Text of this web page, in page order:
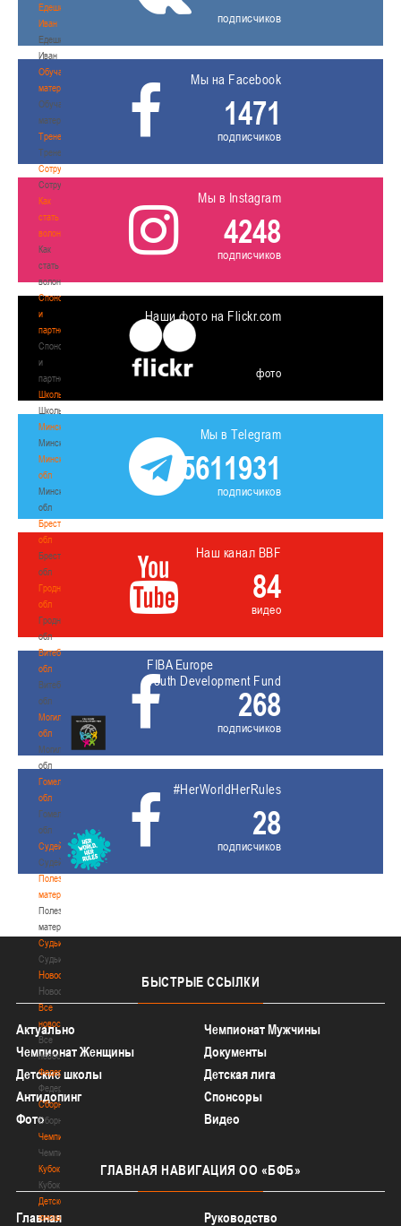
Едешко
Иван
Едешко
Иван
Обучающие
материалы
Обучающие
материалы
Тренерам
Тренерам
Сотрудничество
Сотрудничество
Как
стать
волонтером
Как
стать
волонтером
Спонсоры
и
партнеры
Спонсоры
и
партнеры
Школы
Школы
Минск
Минск
Минская
обл
Минская
обл
Брестская
обл
Брестская
обл
Гродненская
обл
Гродненская
обл
Витебская
обл
Витебская
обл
Могилевская
обл
Могилевская
обл
Гомельская
обл
Гомельская
обл
Судейство
Судейство
Полезные
материалы
Полезные
материалы
Судьи
Судьи
Новости
Новости
Все
новости
Все
новости
Федерация
Федерация
Сборные
Сборные
Чемпионат
Чемпионат
Кубок
Кубок
Детско-
юношеские
подписчиков
Мы на Facebook
1471
подписчиков
Мы в Instagram
4248
подписчиков
Наши фото на Flickr.com
фото
Мы в Telegram
5611931
подписчиков
Наш канал BBF
84
видео
FIBA Europe
Youth Development Fund
268
подписчиков
#HerWorldHerRules
28
подписчиков
БЫСТРЫЕ ССЫЛКИ
Актуально
Чемпионат Мужчины
Чемпионат Женщины
Документы
Детские школы
Детская лига
Антидопинг
Спонсоры
Фото
Видео
ГЛАВНАЯ НАВИГАЦИЯ ОО «БФБ»
Главная
Руководство